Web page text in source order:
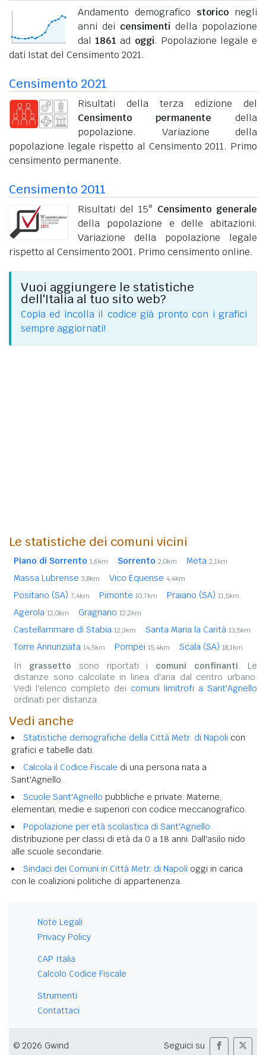
Andamento demografico storico negli
anni dei censimenti della popolazione
dal1861 ad oggi. Popolazione legale e
dati Istat del Censimento 2021.
Censimento 2021
Risultati della terza edizione del
Censimento permanente della
popolazione. Variazione della
popolazione legale rispetto al Censimento 2011. Primo
censimento permanente.
Censimento 2011
Risultati del 15° Censimento generale
della popolazione e delle abitazioni.
Variazione della popolazione legale
rispetto al Censimento 2001. Primo censimento online.
Vuoi aggiungere le statistiche
dell'Italia al tuo sito web?
Copia ed incolla il codice già pronto con i grafici
sempre aggiornati!
Le statistiche dei comuni vicini
Piano di Sorrento 1,6km Sorrento 2,0km Meta 2,1km
Massa Lubrense 3,8km Vico Equense 4,4km
Positano (SA) 7,4km Pimonte 10,7km Praiano (SA) 11,5km
Agerola 12,0km Gragnano 12,2km
Castellammare di Stabia 12,3km Santa Maria la Carità 13,5km
Torre Annunziata 14,5km Pompei 15,4km Scala (SA) 18,1km
In grassetto sono riportati i comuni confinanti. Le
distanze sono calcolate in linea d'aria dal centro urbano.
Vedi l'elenco completo dei comuni limitrofi a Sant'Agnello
ordinati per distanza.
Vedi anche
Statistiche demografiche della Città Metr. di Napoli con
grafici e tabelle dati.
Calcola il Codice Fiscale di una persona nata a
Sant'Agnello.
Scuole Sant'Agnello pubbliche e private. Materne,
elementari, medie e superiori con codice meccanografico.
Popolazione per età scolastica di Sant'Agnello
distribuzione per classi di età da 0 a 18 anni. Dall'asilo nido
alle scuole secondarie.
Sindaci dei Comuni in Città Metr. di Napoli oggi in carica
con le coalizioni politiche di appartenenza.
Note Legali
Privacy Policy
CAP Italia
Calcolo Codice Fiscale
Strumenti
Contattaci
© 2026 Gwind Seguici su